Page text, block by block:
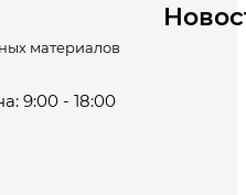
материалов
9:00 - 18:00